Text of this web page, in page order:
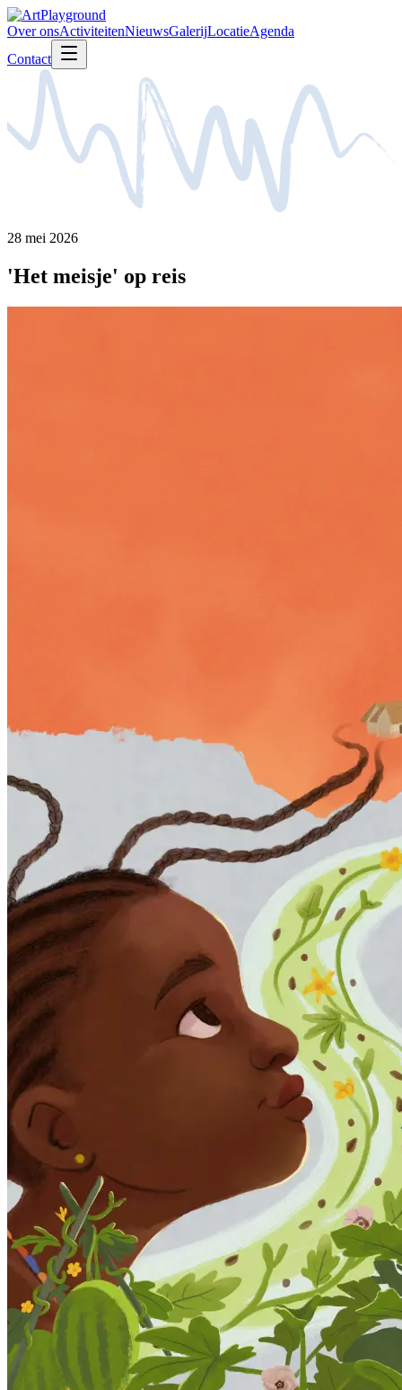
Over onsActiviteitenNieuwsGalerijLocatieAgenda
Contact
28 mei 2026
'Het meisje' op reis